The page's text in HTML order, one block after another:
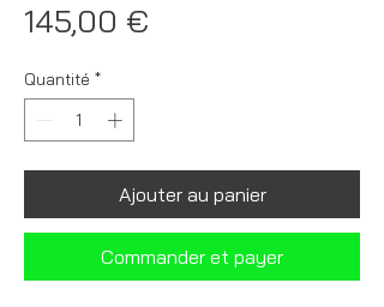
145,00 €
Quantité *
Ajouter au panier
Commander et payer